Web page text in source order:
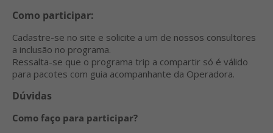
Como participar:
Cadastre-se no site e solicite a um de nossos consultores
a inclusão no programa.
Ressalta-se que o programa trip a compartir só é válido
para pacotes com guia acompanhante da Operadora.
Dúvidas
Como faço para participar?